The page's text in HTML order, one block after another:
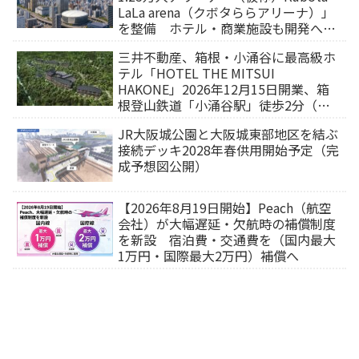
LaLa arena（クボタららアリーナ）」
を整備 ホテル・商業施設も開発へ
三井不動産、箱根・小涌谷に最高級ホ
テル「HOTEL THE MITSUI
HAKONE」2026年12月15日開業、箱
根登山鉄道「小涌谷駅」徒歩2分（旅
JR大阪城公園と大阪城東部地区を結ぶ
接続デッキ2028年春供用開始予定（完
成予想図公開）
【2026年8月19日開始】Peach（航空
会社）が大幅遅延・欠航時の補償制度
を新設 宿泊費・交通費を（国内最大
1万円・国際最大2万円）補償へ